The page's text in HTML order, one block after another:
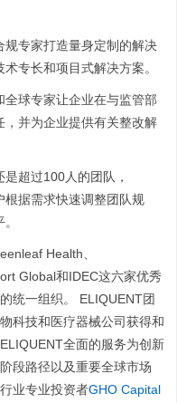
规专家打造量身定制的解决
专长和项目式解决方案。
球专家让企业在与监管部
，并为企业提供有关整改解
超过100人的团队，
根据需求快速调整团队规
Health、
Global和IDEC这六家优秀
统一组织。 ELIQUENT团
科技和医疗器械公司获得和
全面的服务为创新
段路径以及重要全球市场
业专业投资者GHO Capital